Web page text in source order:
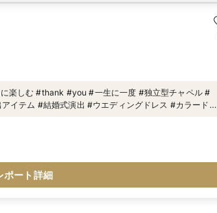
楽しむ #thank #you #一生に一度 #独立型チャペル #
イテム #結婚式演出 #ウエディングドレス #カラードレ
ポート詳細